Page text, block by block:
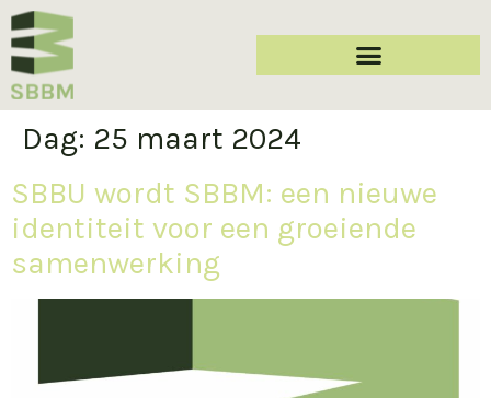
Dag: 25 maart 2024
SBBU wordt SBBM: een nieuwe
identiteit voor een groeiende
samenwerking